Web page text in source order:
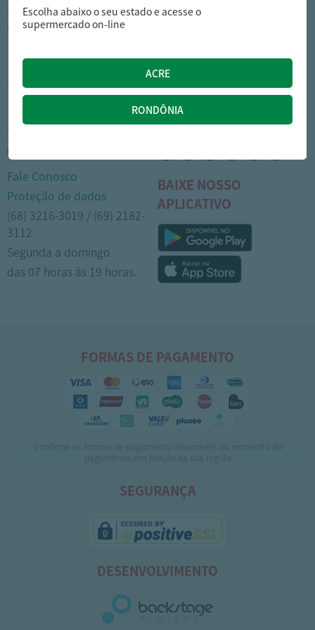
Nossas lojas
Cartão Arasuper
Trabalhe Conosco
Portal do colaborador
Como comprar
Trocas e devoluções
Formas de pagamento
CENTRAL DE
ATENDIMENTO
Fale Conosco
Proteção de dados
(68) 3216-3019 / (69) 2182-
3112
Segunda a domingo
das 07 horas às 19 horas.
MÍDIAS SOCIAIS
BAIXE NOSSO
APLICATIVO
FORMAS DE PAGAMENTO
SEGURANÇA
DESENVOLVIMENTO
Escolha abaixo o seu estado e acesse o
supermercado on-line